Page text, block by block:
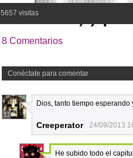
5657 visitas
8 Comentarios
Conéctate para comentar
11
Dios, tanto tiempo
Creeperator 24/09/2013
He subido todo el